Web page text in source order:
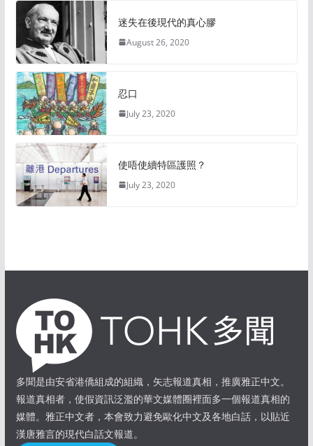
迷失在後現代的真心膠
August 26, 2020
忍口
July 23, 2020
使唔使續特區護照？
July 23, 2020
多聞是由安省港僑組成的組織，矢志報道真相，推廣雅正中文。
報道真相者，使假資訊泛濫的華文媒體圈裡面多一個報道真相的
媒體。雅正中文者，本會致力避免歐化中文及各地白話，以貼近
漢唐雅言的現代白話文報道。